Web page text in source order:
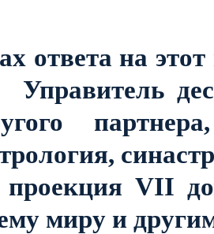
ответа на
проекция VII
миру и